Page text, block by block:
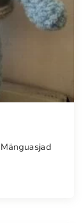
Mänguasjad